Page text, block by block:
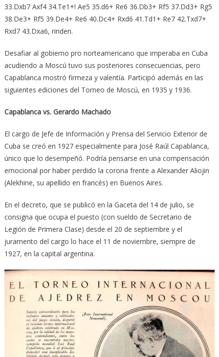
33.Dxb7 Axf4 34.Te1+! Ae5 35.d6+ Re6 36.Db3+ Rf5 37.Dd3+ Rg5
38.De3+ Rf5 39.De4+ Re6 40.Dc4+ Rxd6 41.Td1+ Re7 42.Txd7+
Rxd7 43.Dxa6, rinden.
Desafiar al gobierno pro norteamericano que imperaba en Cuba
acudiendo a Moscú tuvo sus posteriores consecuencias, pero
Capablanca mostró firmeza y valentía. Participó además en las
siguientes ediciones del Torneo de Moscú, en 1935 y 1936.
Capablanca vs. Gerardo Machado
El cargo de Jefe de Información y Prensa del Servicio Exterior de
Cuba se creó en 1927 especialmente para José Raúl Capablanca,
único que lo desempeñó. Podría pensarse en una compensación
emocional por haber perdido la corona frente a Alexander Aliojin
(Alekhine, su apellido en francés) en Buenos Aires.
En el decreto, que se publicó en la Gaceta del 14 de julio, se
consigna que ocupa el puesto (con sueldo de Secretario de
Legión de Primera Clase) desde el 20 de septiembre y el
juramento del cargo lo hace el 11 de noviembre, siempre de
1927, en la capital argentina.